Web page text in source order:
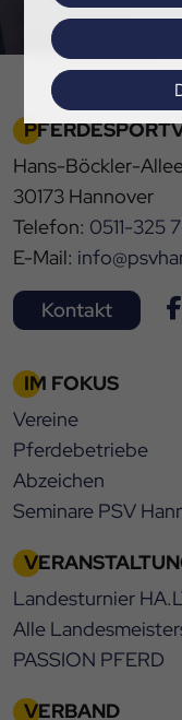
Hans-Böckler-
30173 Hannover
Telefon: 0511-325
E-Mail:
Kontakt
IM FOKUS
Vereine
Pferdebetriebe
Abzeichen
Seminare PSV
Landesturnier
Alle
PASSION PFERD
VERBAND